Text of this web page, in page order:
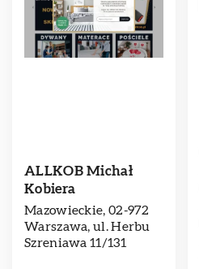
ALLKOB Michał
Kobiera
Mazowieckie, 02-972
Warszawa, ul. Herbu
Szreniawa 11/131